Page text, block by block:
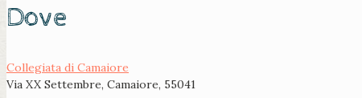
Dove
Collegiata di Camaiore
Via XX Settembre, Camaiore, 55041